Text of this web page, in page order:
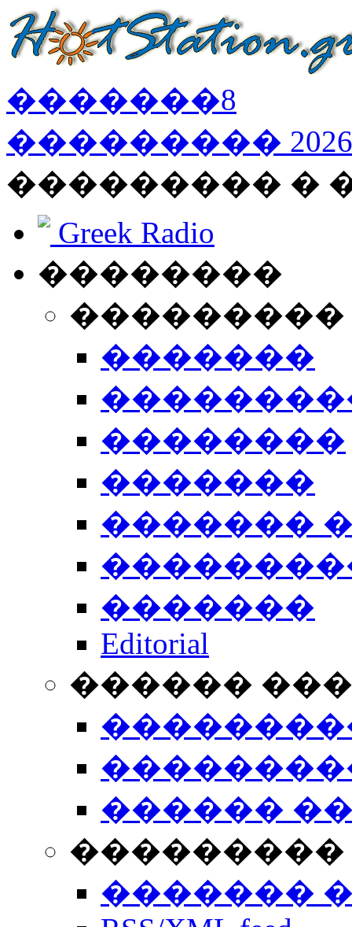
�������8
��������� 2026
��������� �
Greek Radio
��������
�������
��������
�������
�������
�������
Editorial
������
������
���������
�������